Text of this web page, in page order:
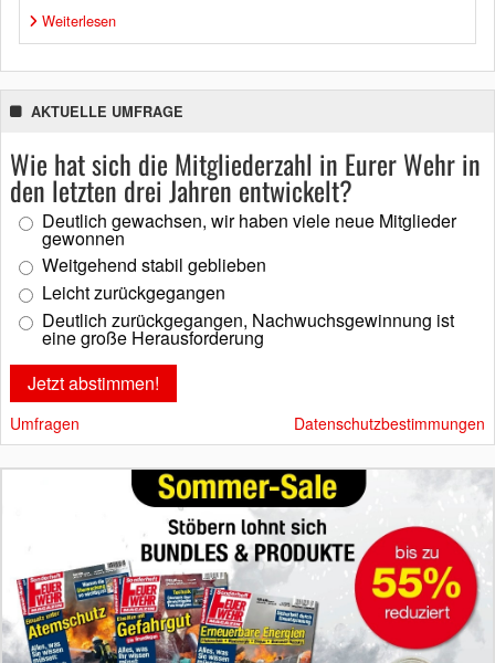
Weiterlesen
AKTUELLE UMFRAGE
Wie hat sich die Mitgliederzahl in Eurer Wehr in
den letzten drei Jahren entwickelt?
Deutlich gewachsen, wir haben viele neue Mitglieder
gewonnen
Weitgehend stabil geblieben
Leicht zurückgegangen
Deutlich zurückgegangen, Nachwuchsgewinnung ist
eine große Herausforderung
Umfragen Datenschutzbestimmungen